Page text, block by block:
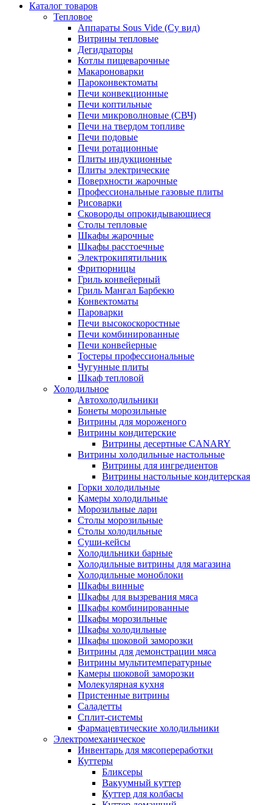
Каталог товаров
Тепловое
Аппараты Sous Vide (Су вид)
Витрины тепловые
Дегидраторы
Котлы пищеварочные
Макароноварки
Пароконвектоматы
Печи конвекционные
Печи коптильные
Печи микроволновые (СВЧ)
Печи на твердом топливе
Печи подовые
Печи ротационные
Плиты индукционные
Плиты электрические
Поверхности жарочные
Профессиональные газовые плиты
Рисоварки
Сковороды опрокидывающиеся
Столы тепловые
Шкафы жарочные
Шкафы расстоечные
Электрокипятильник
Фритюрницы
Гриль конвейерный
Гриль Мангал Барбекю
Конвектоматы
Пароварки
Печи высокоскоростные
Печи комбинированные
Печи конвейерные
Тостеры профессиональные
Чугунные плиты
Шкаф тепловой
Холодильное
Автохолодильники
Бонеты морозильные
Витрины для мороженого
Витрины кондитерские
Витрины десертные CANARY
Витрины холодильные настольные
Витрины для ингредиентов
Витрины настольные кондитерская
Горки холодильные
Камеры холодильные
Морозильные лари
Столы морозильные
Столы холодильные
Суши-кейсы
Холодильники барные
Холодильные витрины для магазина
Холодильные моноблоки
Шкафы винные
Шкафы для вызревания мяса
Шкафы комбинированные
Шкафы морозильные
Шкафы холодильные
Шкафы шоковой заморозки
Витрины для демонстрации мяса
Витрины мультитемпературные
Камеры шоковой заморозки
Молекулярная кухня
Пристенные витрины
Саладетты
Сплит-системы
Фармацевтические холодильники
Электромеханическое
Инвентарь для мясопереработки
Куттеры
Бликсеры
Вакуумный куттер
Куттер для колбасы